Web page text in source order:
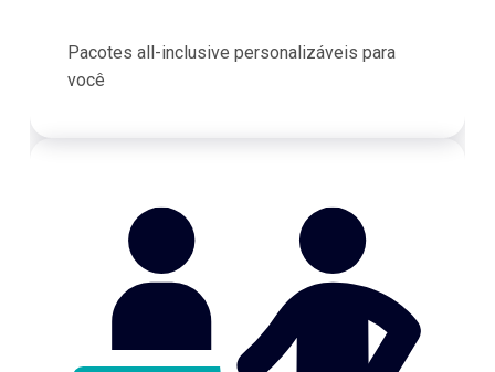
Pacotes all-inclusive personalizáveis para
você